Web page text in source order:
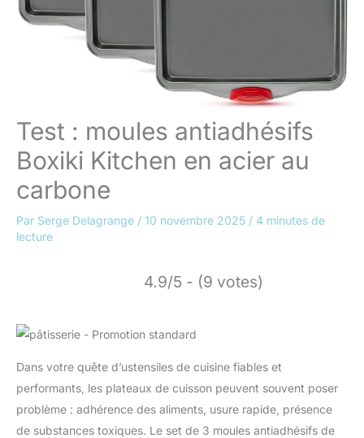
Test : moules antiadhésifs
Boxiki Kitchen en acier au
carbone
Par Serge Delagrange / 10 novembre 2025 / 4 minutes de
lecture
4.9/5 - (9 votes)
Dans votre quête d’ustensiles de cuisine fiables et
performants, les plateaux de cuisson peuvent souvent poser
problème : adhérence des aliments, usure rapide, présence
de substances toxiques. Le set de 3 moules antiadhésifs de